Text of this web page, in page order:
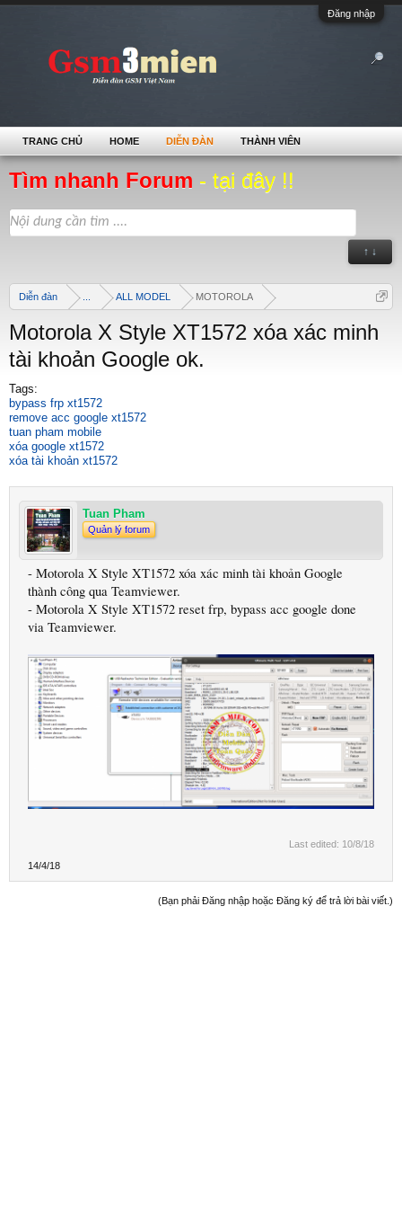
Đăng nhập
Tìm nhanh Forum - tại đây !!
↑ ↓
Diễn đàn ALL MODEL MOTOROLA
Motorola X Style XT1572 xóa xác minh
tài khoản Google ok.
Tags:
bypass frp xt1572
remove acc google xt1572
tuan pham mobile
xóa google xt1572
xóa tài khoản xt1572
Tuan Pham
Quản lý forum
- Motorola X Style XT1572 xóa xác minh tài khoản Google
thành công qua Teamviewer.
- Motorola X Style XT1572 reset frp, bypass acc google done
via Teamviewer.
Last edited: 10/8/18
14/4/18
(Bạn phải Đăng nhập hoặc Đăng ký để trả lời bài viết.)
TRANG CHỦ HOME DIỄN ĐÀN THÀNH VIÊN